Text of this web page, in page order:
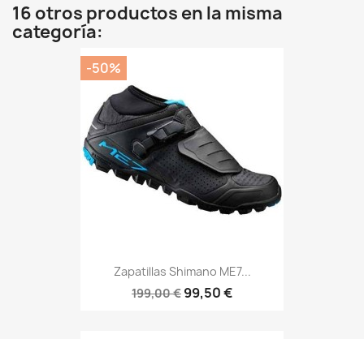
16 otros productos en la misma
categoría:
Zapatillas Shimano ME7...
199,00 € 99,50 €
-50%